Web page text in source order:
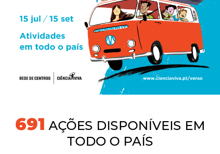
731 AÇÕES DISPONÍVEIS EM
TODO O PAÍS